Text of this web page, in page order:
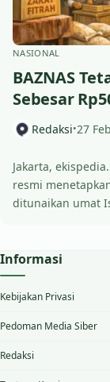
NASIONAL
BAZNAS
Sebesar
Redaksi•27
Jakarta,
resmi
ditunaikan umat
Informasi
Kebijakan Privasi
Pedoman Media Siber
Redaksi